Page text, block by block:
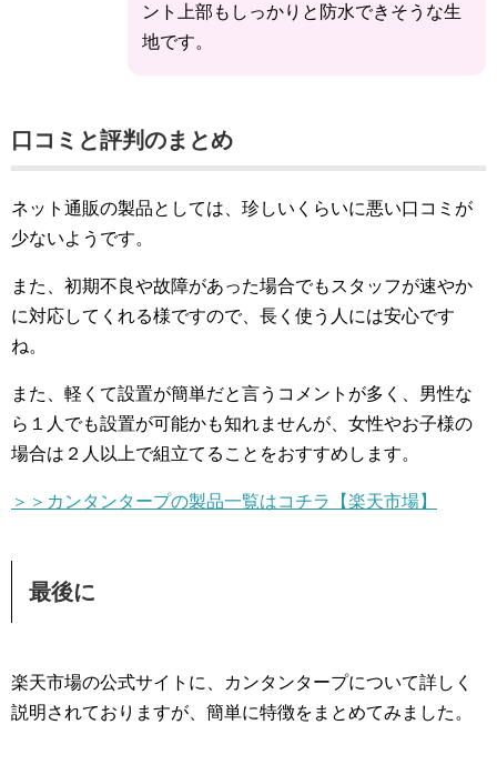
ント上部もしっかりと防水できそうな生
地です。
口コミと評判のまとめ
ネット通販の製品としては、珍しいくらいに悪い口コミが
少ないようです。
また、初期不良や故障があった場合でもスタッフが速やか
に対応してくれる様ですので、長く使う人には安心です
ね。
また、軽くて設置が簡単だと言うコメントが多く、男性な
ら１人でも設置が可能かも知れませんが、女性やお子様の
場合は２人以上で組立てることをおすすめします。
＞＞カンタンタープの製品一覧はコチラ【楽天市場】
最後に
楽天市場の公式サイトに、カンタンタープについて詳しく
説明されておりますが、簡単に特徴をまとめてみました。